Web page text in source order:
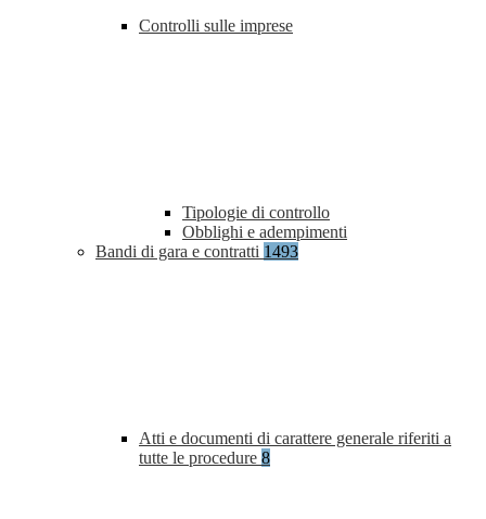
Controlli sulle imprese
Tipologie di controllo
Obblighi e adempimenti
Bandi di gara e contratti 1493
Atti e documenti di carattere generale riferiti a
tutte le procedure 8